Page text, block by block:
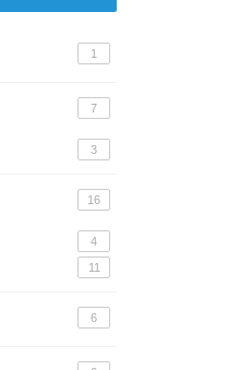
1
7
3
16
4
11
6